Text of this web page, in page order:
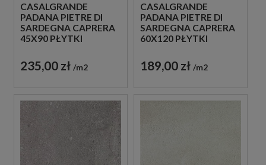
CASALGRANDE
PADANA PIETRE DI
SARDEGNA CAPRERA
45X90 PŁYTKI
235,00 zł m2
CASALGRANDE
PADANA PIETRE DI
SARDEGNA CAPRERA
60X120 PŁYTKI
189,00 zł m2